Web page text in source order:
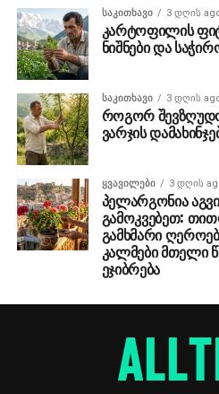
ᲡᲐᲙᲘᲗᲮᲐᲕᲘ 3 დღის
კარტოფილის
ნიშნები და
ᲡᲐᲙᲘᲗᲮᲐᲕᲘ 3 დღის
როგორ
ვარჯის
ᲧᲕᲐᲕᲘᲚᲔᲑᲘ 3 დღის
პელარგონია
გამოკვებეთ:
გამხმარი
კალმები მთელი
ეჯიბრება